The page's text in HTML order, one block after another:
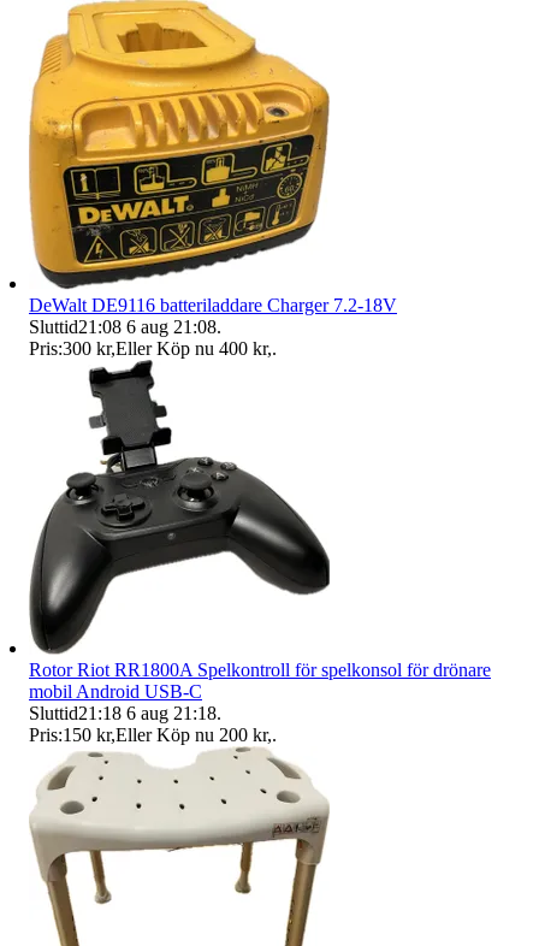
DeWalt DE9116 batteriladdare Charger 7.2-18V
Sluttid21:08 6 aug 21:08.
Pris:300 kr,Eller Köp nu 400 kr,.
Rotor Riot RR1800A Spelkontroll för spelkonsol för drönare
mobil Android USB-C
Sluttid21:18 6 aug 21:18.
Pris:150 kr,Eller Köp nu 200 kr,.